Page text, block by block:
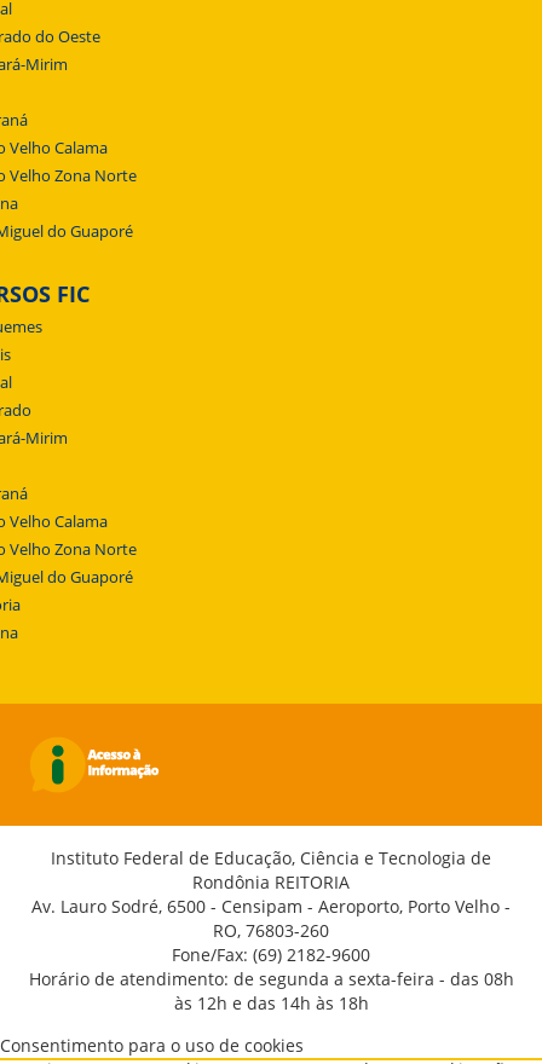
do Oeste
Mirim
Velho Calama
Velho Zona Norte
do Guaporé
FIC
Mirim
Velho Calama
Velho Zona Norte
do Guaporé
Instituto Federal de Educação, Ciência e Tecnologia de
Rondônia REITORIA
Av. Lauro Sodré, 6500 - Censipam - Aeroporto, Porto Velho -
RO, 76803-260
Fone/Fax: (69) 2182-9600
Horário de atendimento: de segunda a sexta-feira - das 08h
às 12h e das 14h às 18h
Consentimento para o uso de cookies